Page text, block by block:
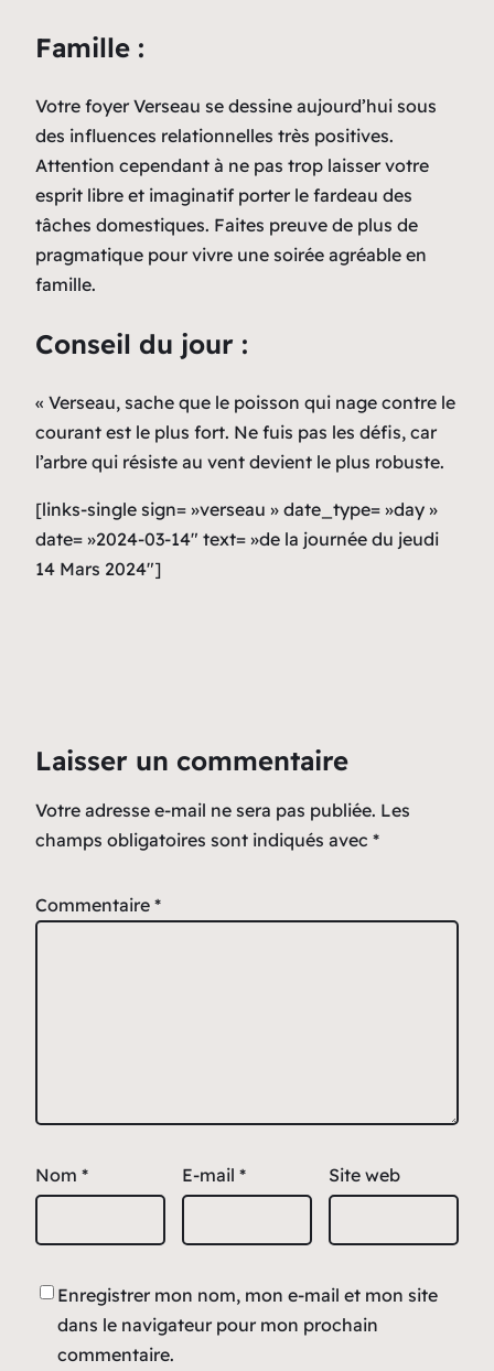
Famille :
Votre foyer Verseau se dessine aujourd’hui sous
des influences relationnelles très positives.
Attention cependant à ne pas trop laisser votre
esprit libre et imaginatif porter le fardeau des
tâches domestiques. Faites preuve de plus de
pragmatique pour vivre une soirée agréable en
famille.
Conseil du jour :
« Verseau, sache que le poisson qui nage contre le
courant est le plus fort. Ne fuis pas les défis, car
l’arbre qui résiste au vent devient le plus robuste.
[links-single sign= »verseau » date_type= »day »
date= »2024-03-14″ text= »de la journée du jeudi
14 Mars 2024″]
Laisser un commentaire
Votre adresse e-mail ne sera pas publiée. Les
champs obligatoires sont indiqués avec *
Commentaire *
Nom * E-mail * Site web
Enregistrer mon nom, mon e-mail et mon site
dans le navigateur pour mon prochain
commentaire.